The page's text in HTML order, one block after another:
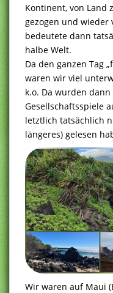
Kontinent, von Land
gezogen und wieder
bedeutete dann
halbe Welt.
Da den ganzen Tag
waren wir viel
k.o. Da wurden
Gesellschaftsspiele
letztlich tatsächlich
längeres) gelesen
Wir waren auf Maui